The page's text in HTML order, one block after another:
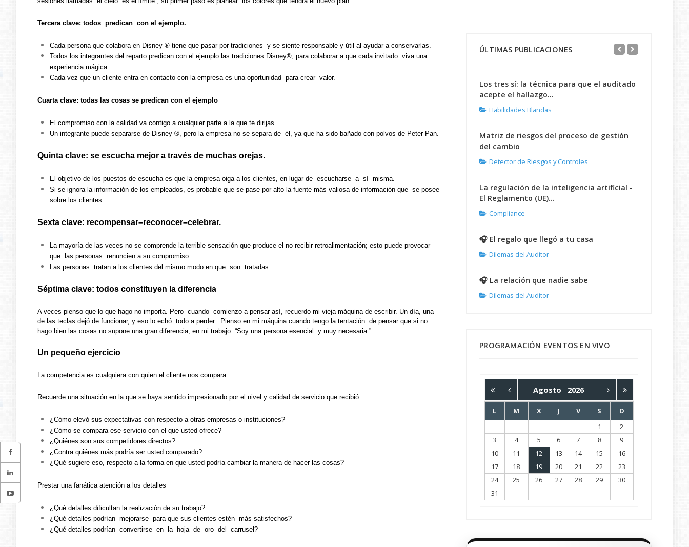
Tercera clave: todos predican con el ejemplo.
Cada persona que colabora en Disney ® tiene que pasar por tradiciones y se siente responsable y útil al ayudar a conservarlas.
Todos los integrantes del reparto predican con el ejemplo las tradiciones Disney®, para colaborar a que cada invitado viva una
experiencia mágica.
Cada vez que un cliente entra en contacto con la empresa es una oportunidad para crear valor.
Cuarta clave: todas las cosas se predican con el ejemplo
El compromiso con la calidad va contigo a cualquier parte a la que te dirijas.
Un integrante puede separarse de Disney ®, pero la empresa no se separa de él, ya que ha sido bañado con polvos de Peter Pan.
Quinta clave: se escucha mejor a través de muchas orejas.
El objetivo de los puestos de escucha es que la empresa oiga a los clientes, en lugar de escucharse a sí misma.
Si se ignora la información de los empleados, es probable que se pase por alto la fuente más valiosa de información que se posee
sobre los clientes.
Sexta clave: recompensar–reconocer–celebrar.
La mayoría de las veces no se comprende la terrible sensación que produce el no recibir retroalimentación; esto puede provocar
que las personas renuncien a su compromiso.
Las personas tratan a los clientes del mismo modo en que son tratadas.
Séptima clave: todos constituyen la diferencia
A veces pienso que lo que hago no importa. Pero cuando comienzo a pensar así, recuerdo mi vieja máquina de escribir. Un día, una
de las teclas dejó de funcionar, y eso lo echó todo a perder. Pienso en mi máquina cuando tengo la tentación de pensar que si no
hago bien las cosas no supone una gran diferencia, en mi trabajo. “Soy una persona esencial y muy necesaria.”
Un pequeño ejercicio
La competencia es cualquiera con quien el cliente nos compara.
Recuerde una situación en la que se haya sentido impresionado por el nivel y calidad de servicio que recibió:
¿Cómo elevó sus expectativas con respecto a otras empresas o instituciones?
¿Cómo se compara ese servicio con el que usted ofrece?
¿Quiénes son sus competidores directos?
¿Contra quiénes más podría ser usted comparado?
¿Qué sugiere eso, respecto a la forma en que usted podría cambiar la manera de hacer las cosas?
Prestar una fanática atención a los detalles
¿Qué detalles dificultan la realización de su trabajo?
¿Qué detalles podrían mejorarse para que sus clientes estén más satisfechos?
¿Qué detalles podrían convertirse en la hoja de oro del carrusel?
ÚLTIMAS PUBLICACIONES
Los tres sí: la técnica para que el auditado
acepte el hallazgo...
Habilidades Blandas
Matriz de riesgos del proceso de gestión
del cambio
Detector de Riesgos y Controles
La regulación de la inteligencia artificial -
El Reglamento (UE)...
Compliance
🎧 El regalo que llegó a tu casa
Dilemas del Auditor
🎧 La relación que nadie sabe
Dilemas del Auditor
PROGRAMACIÓN EVENTOS EN VIVO
Agosto 2026
L M X J V S
D
1
2
3
4 5 6 7 8
9
10
11 12 13 14 15
16
17
18 19 20 21 22
23
24
25 26 27 28 29
30
31